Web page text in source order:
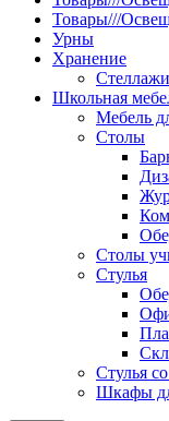
Товары///
Урны
Хранение
Школьная
Мебель
Столы
Столы
Стулья
Стулья
Шкафы